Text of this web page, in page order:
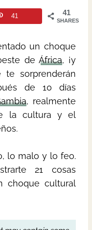
41
SHARES
41
un choque
deÁfrica, ¡y
te sorprenderán
de 10 días
, realmente
la cultura y el
lo malo y lo feo.
21 cosas
choque cultural